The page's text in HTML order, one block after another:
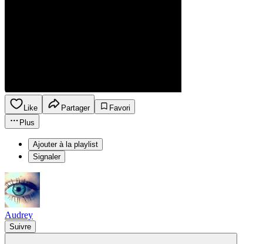
Like Partager
Favori
Plus
Ajouter à la playlist
Signaler
Audrey
Suivre